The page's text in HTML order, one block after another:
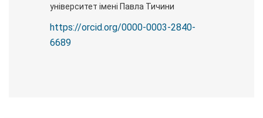
університет імені Павла Тичини
https://orcid.org/0000-0003-2840-
6689